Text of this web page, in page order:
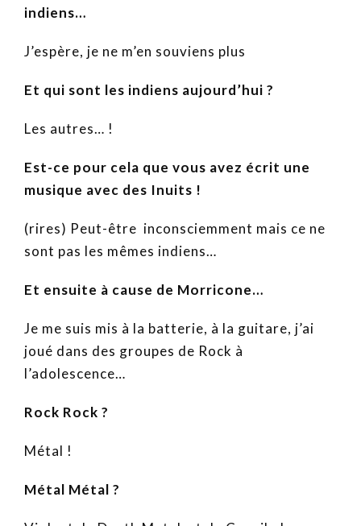
indiens…
J’espère, je ne m’en souviens plus
Et qui sont les indiens aujourd’hui ?
Les autres… !
Est-ce pour cela que vous avez écrit une
musique avec des Inuits !
(rires) Peut-être inconsciemment mais ce ne
sont pas les mêmes indiens…
Et ensuite à cause de Morricone…
Je me suis mis à la batterie, à la guitare, j’ai
joué dans des groupes de Rock à
l’adolescence…
Rock Rock ?
Métal !
Métal Métal ?